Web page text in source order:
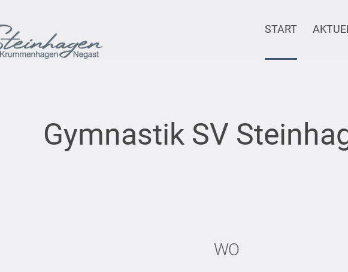
START
Gymnastik SV
WO